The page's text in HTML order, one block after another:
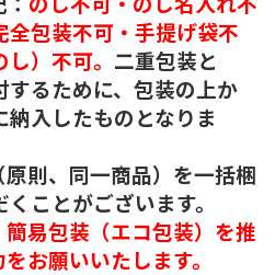
包装不可・手提げ袋不
）不可。 二重包装と
るために、包装の上か
入したものとなりま
則、同一商品）を一括梱
ことがございます。
易包装（エコ包装）を推
お願いいたします。